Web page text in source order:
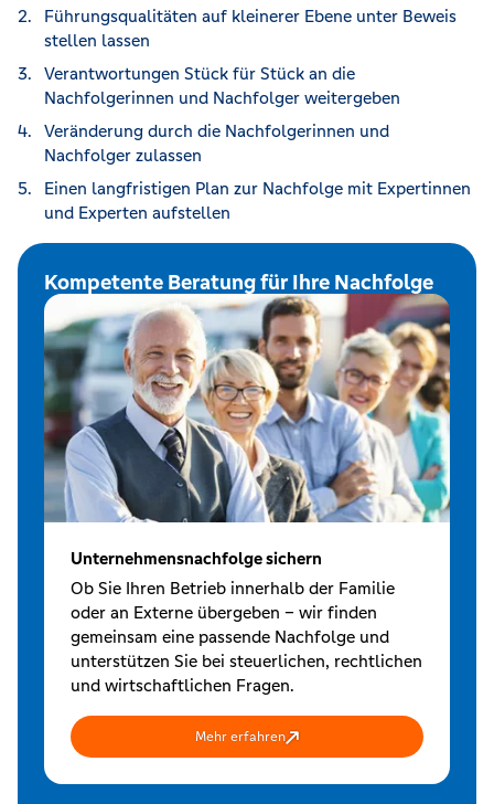
Führungsqualitäten auf kleinerer Ebene unter Beweis
stellen lassen
Verantwortungen Stück für Stück an die
Nachfolgerinnen und Nachfolger weitergeben
Veränderung durch die Nachfolgerinnen und
Nachfolger zulassen
Einen langfristigen Plan zur Nachfolge mit Expertinnen
und Experten aufstellen
Kompetente Beratung für Ihre Nachfolge
Unternehmensnachfolge sichern
Ob Sie Ihren Betrieb innerhalb der Familie
oder an Externe übergeben – wir finden
gemeinsam eine passende Nachfolge und
unterstützen Sie bei steuerlichen, rechtlichen
und wirtschaftlichen Fragen.
Mehr erfahren